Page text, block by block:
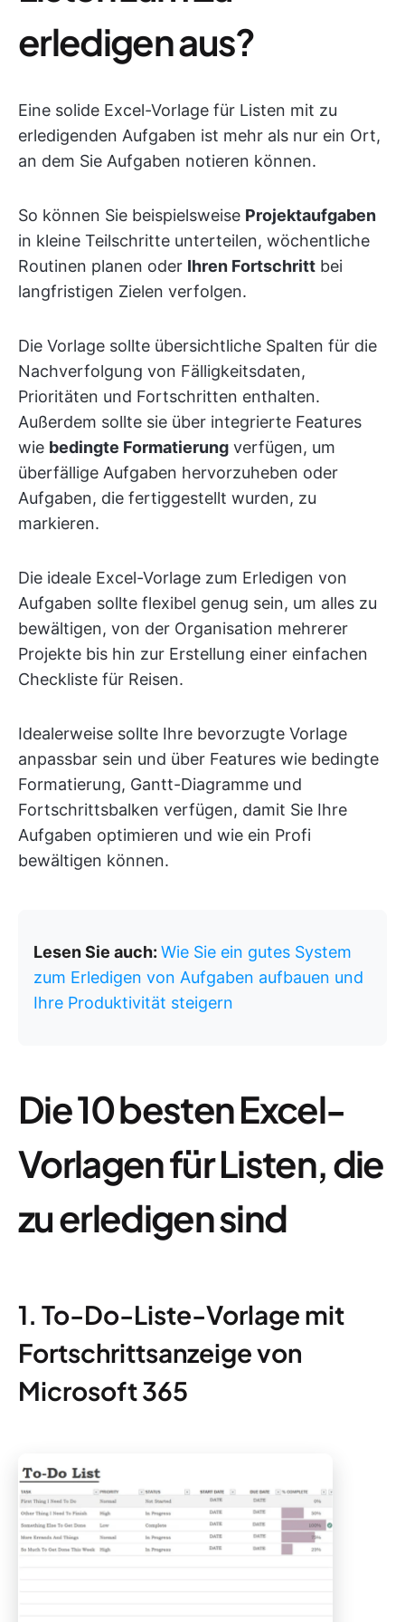
erledigen aus?
Eine solide Excel-Vorlage für Listen mit zu
erledigenden Aufgaben ist mehr als nur ein Ort,
an dem Sie Aufgaben notieren können.
So können Sie beispielsweise Projektaufgaben
in kleine Teilschritte unterteilen, wöchentliche
Routinen planen oder Ihren Fortschritt bei
langfristigen Zielen verfolgen.
Die Vorlage sollte übersichtliche Spalten für die
Nachverfolgung von Fälligkeitsdaten,
Prioritäten und Fortschritten enthalten.
Außerdem sollte sie über integrierte Features
wie bedingte Formatierung verfügen, um
überfällige Aufgaben hervorzuheben oder
Aufgaben, die fertiggestellt wurden, zu
markieren.
Die ideale Excel-Vorlage zum Erledigen von
Aufgaben sollte flexibel genug sein, um alles zu
bewältigen, von der Organisation mehrerer
Projekte bis hin zur Erstellung einer einfachen
Checkliste für Reisen.
Idealerweise sollte Ihre bevorzugte Vorlage
anpassbar sein und über Features wie bedingte
Formatierung, Gantt-Diagramme und
Fortschrittsbalken verfügen, damit Sie Ihre
Aufgaben optimieren und wie ein Profi
bewältigen können.
Lesen Sie auch: Wie Sie ein gutes System
zum Erledigen von Aufgaben aufbauen und
Ihre Produktivität steigern
Die 10 besten Excel-
Vorlagen für Listen, die
zu erledigen sind
1. To-Do-Liste-Vorlage mit
Fortschrittsanzeige von
Microsoft 365